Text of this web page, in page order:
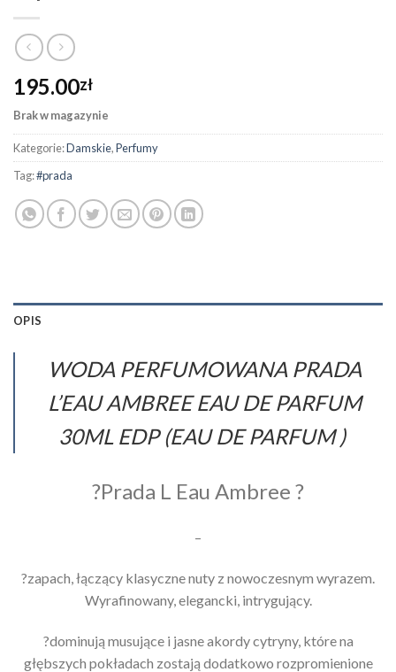
195.00zł
Brak w magazynie
Kategorie:Damskie,Perfumy
Tag:#prada
OPIS
WODA PERFUMOWANA PRADA
L’EAU AMBREE EAU DE PARFUM
30ML EDP (EAU DE PARFUM )
?Prada L Eau Ambree ?
–
?zapach, łączący klasyczne nuty z nowoczesnym wyrazem.
Wyrafinowany, elegancki, intrygujący.
?dominują musujące i jasne akordy cytryny, które na
głębszych pokładach zostają dodatkowo rozpromienione